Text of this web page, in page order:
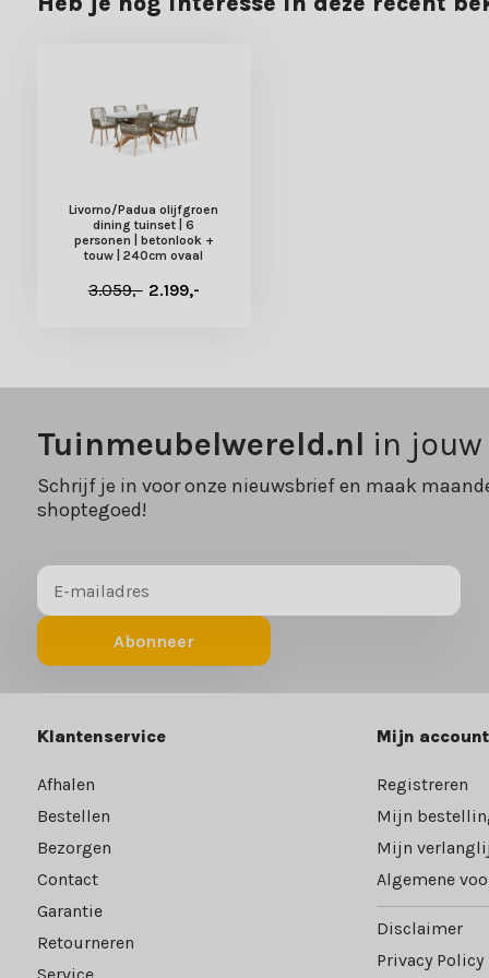
Livorno/Padua olijfgroen
dining tuinset | 6
personen | betonlook +
touw | 240cm ovaal
3.059,- 2.199,-
Tuinmeubelwereld.nl in
Schrijf je in voor onze nieuwsbrief en maak
shoptegoed!
Abonneer
Klantenservice
Afhalen
Bestellen
Bezorgen
Contact
Garantie
Retourneren
Mijn account
Registreren
Mijn
Mijn
Algemene
Disclaimer
Privacy Policy